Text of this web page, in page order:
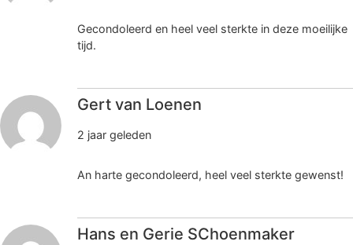
Gecondoleerd en heel veel sterkte in deze moeilijke
tijd.
Gert van Loenen
2 jaar geleden
An harte gecondoleerd, heel veel sterkte gewenst!
Hans en Gerie SChoenmaker